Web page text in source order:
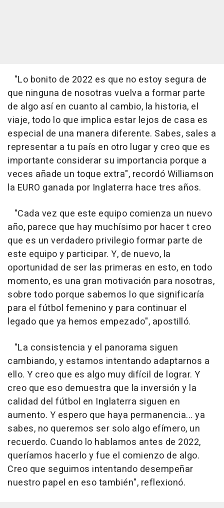
"Lo bonito de 2022 es que no estoy segura de
que ninguna de nosotras vuelva a formar parte
de algo así en cuanto al cambio, la historia, el
viaje, todo lo que implica estar lejos de casa es
especial de una manera diferente. Sabes, sales a
representar a tu país en otro lugar y creo que es
importante considerar su importancia porque a
veces añade un toque extra", recordó Williamson
la EURO ganada por Inglaterra hace tres años.
"Cada vez que este equipo comienza un nuevo
año, parece que hay muchísimo por hacer t creo
que es un verdadero privilegio formar parte de
este equipo y participar. Y, de nuevo, la
oportunidad de ser las primeras en esto, en todo
momento, es una gran motivación para nosotras,
sobre todo porque sabemos lo que significaría
para el fútbol femenino y para continuar el
legado que ya hemos empezado", apostilló.
"La consistencia y el panorama siguen
cambiando, y estamos intentando adaptarnos a
ello. Y creo que es algo muy difícil de lograr. Y
creo que eso demuestra que la inversión y la
calidad del fútbol en Inglaterra siguen en
aumento. Y espero que haya permanencia... ya
sabes, no queremos ser solo algo efímero, un
recuerdo. Cuando lo hablamos antes de 2022,
queríamos hacerlo y fue el comienzo de algo.
Creo que seguimos intentando desempeñar
nuestro papel en eso también", reflexionó.